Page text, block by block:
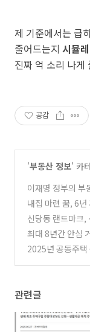
제 기준에서는 급
줄어드는지 시뮬
진짜 억 소리 나게
공감
'부동산 정보' 카
이재명 정부의 부
전방위 규제 내용
내집 마련 꿈, 6
로 현실로!
(1)
신당동 랜드마크, 신
할 것!
(2)
최대 8년간 안심
아보기
(0)
2025년 공동주택
관련글